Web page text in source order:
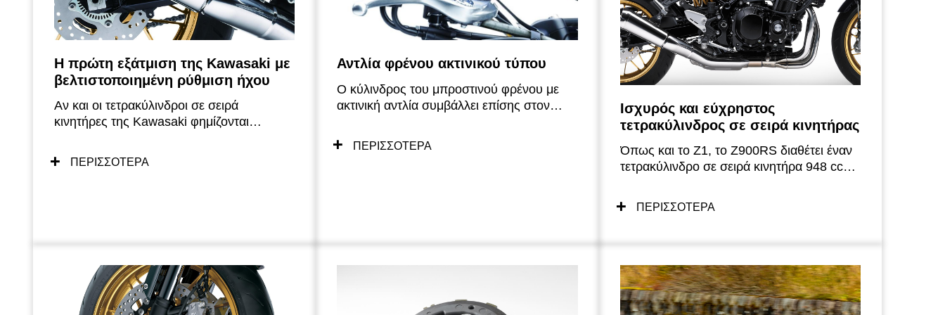
Η πρώτη εξάτμιση της Kawasaki με
βελτιστοποιημένη ρύθμιση ήχου
Αν και οι τετρακύλινδροι σε σειρά
κινητήρες της Kawasaki φημίζονται
εξάτμισής τους, αυτή είναι η πρώτη φορά
που η Kawasaki μελετά σε βάθος τον ήχο,
κινητήρα, στο ρελαντί και στις χαμηλές
στροφές, εκεί όπου ο μοτοσυκλετιστής θα
απολαύσει περισσότερο το βαθύ
ΠΕΡΙΣΣΟΤΕΡΑ
Αντλία φρένου ακτινικού τύπου
Ο κύλινδρος του μπροστινού φρένου με
ακτινική αντλία συμβάλλει επίσης στον
προσφέρουν οι δαγκάνες. Για μεγαλύτερη
ασφάλεια στο φρενάρισμα, το ABS είναι
ΠΕΡΙΣΣΟΤΕΡΑ
Ισχυρός και εύχρηστος
τετρακύλινδρος σε σειρά κινητήρας
Όπως και το Z1, το Z900RS διαθέτει έναν
τετρακύλινδρο σε σειρά κινητήρα 948 cc
ισορροπία μεταξύ ισχύος και
διαχειρισιμότητας, Η ρύθμιση του κινητήρα
επιταχύνσεις, προσφέρει στον αναβάτη μια
αίσθηση συνδεσιμότητας μεταξύ του
γκαζιού και του πίσω τροχού.
ΠΕΡΙΣΣΟΤΕΡΑ